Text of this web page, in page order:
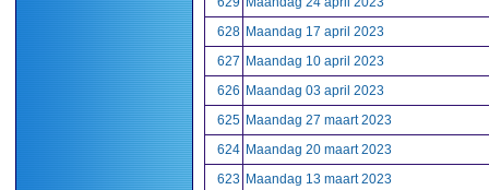
628 Maandag 17 april 2023
627 Maandag 10 april 2023
626 Maandag 03 april 2023
625 Maandag 27 maart 2023
624 Maandag 20 maart 2023
623 Maandag 13 maart 2023